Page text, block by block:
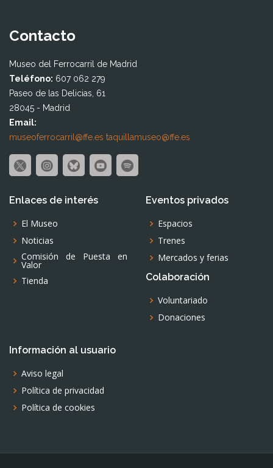
Contacto
Museo del Ferrocarril de Madrid
Teléfono: 607 062 279
Paseo de las Delicias, 61
28045 - Madrid
Email:
museoferrocarril@ffe.es taquillamuseo@ffe.es
Enlaces de interés
El Museo
Noticias
Comisión de Puesta en
Valor
Tienda
Eventos privados
Espacios
Trenes
Mercados y ferias
Colaboración
Voluntariado
Donaciones
Información al usuario
Aviso legal
Política de privacidad
Política de cookies